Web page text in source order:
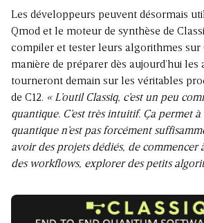
Les développeurs peuvent désormais
Qmod et le moteur de synthèse de
compiler et tester leurs algorithmes sur
manière de préparer dès aujourd’hui les
tourneront demain sur les véritables
de C12. « L’outil Classiq, c’est un peu
quantique. C’est très intuitif. Ça permet
quantique n’est pas forcément
avoir des projets dédiés, de commencer
des workflows, explorer des petits